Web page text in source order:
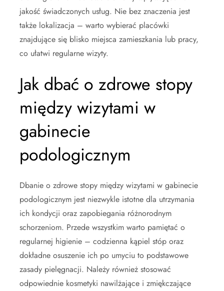
jakość świadczonych usług. Nie bez znaczenia jest
także lokalizacja – warto wybierać placówki
znajdujące się blisko miejsca zamieszkania lub pracy,
co ułatwi regularne wizyty.
Jak dbać o zdrowe stopy
między wizytami w
gabinecie
podologicznym
Dbanie o zdrowe stopy między wizytami w gabinecie
podologicznym jest niezwykle istotne dla utrzymania
ich kondycji oraz zapobiegania różnorodnym
schorzeniom. Przede wszystkim warto pamiętać o
regularnej higienie – codzienna kąpiel stóp oraz
dokładne osuszenie ich po umyciu to podstawowe
zasady pielęgnacji. Należy również stosować
odpowiednie kosmetyki nawilżające i zmiękczające